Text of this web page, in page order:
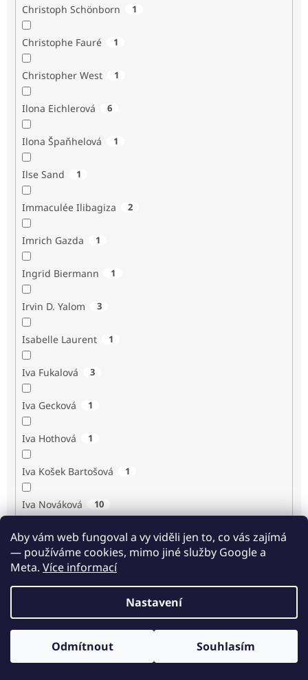
Aby vám web fungoval a vy viděli jen to, co vás zajímá
— používáme cookies, mimo jiné služby Google a
Meta. Více informací
Nastavení
Odmítnout Souhlasím
Christoph Schönborn 1
Christophe Fauré 1
Christopher West 1
Ilona Eichlerová 6
Ilona Špaňhelová 1
Ilse Sand 1
Immaculée Ilibagiza 2
Imrich Gazda 1
Ingrid Biermann 1
Irvin D. Yalom 3
Isabelle Laurent 1
Iva Fukalová 3
Iva Gecková 1
Iva Hothová 1
Iva Košek Bartošová 1
Iva Nováková 10
Iva Procházková 1
Ivan Renč 1
Odběr novinek